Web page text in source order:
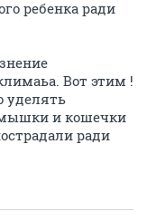
(часть 6)